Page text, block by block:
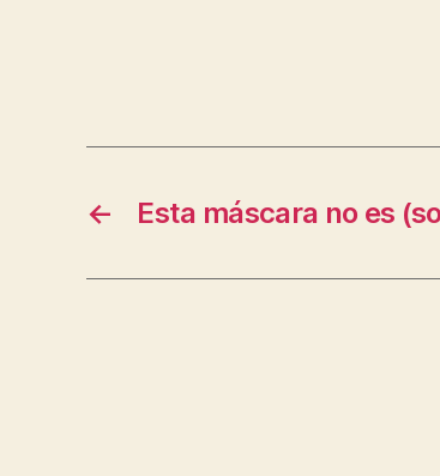
← Esta máscara no es